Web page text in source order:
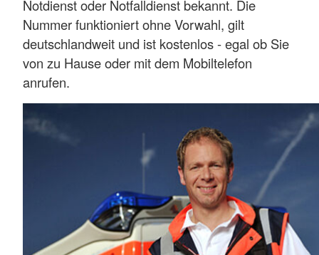
Notdienst oder Notfalldienst bekannt. Die
Nummer funktioniert ohne Vorwahl, gilt
deutschlandweit und ist kostenlos - egal ob Sie
von zu Hause oder mit dem Mobiltelefon
anrufen.